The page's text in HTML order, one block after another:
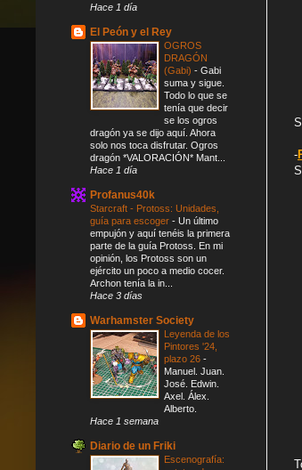
-
Hace 1 día
El Peón y el Rey
OGROS
DRAGÓN
(Gabi) - Gabi
suma y sigue.
Todo lo que se
tenía que decir
se los ogros
dragón ya se dijo aquí. Ahora
solo nos toca disfrutar. Ogros
dragón *VALORACIÓN* Mant...
Hace 1 día
Profanus40k
Starcraft - Protoss: Unidades,
guía para escoger - Un último
empujón y aquí tenéis la primera
parte de la guía Protoss. En mi
opinión, los Protoss son un
ejército un poco a medio cocer.
Archon tenía la in...
Hace 3 días
Warhamster Society
Leyenda de los
Pintores '24,
plazo 26 -
Manuel. Juan.
José. Edwin.
Axel. Álex.
Alberto.
Hace 1 semana
Diario de un Friki
Escenografía: